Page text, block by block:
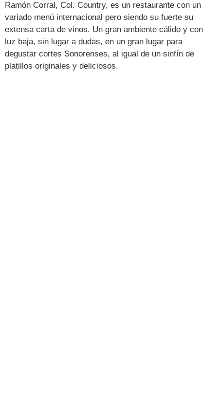
Ramón Corral, Col. Country, es un restaurante con un
variado menú internacional pero siendo su fuerte su
extensa carta de vinos. Un gran ambiente cálido y con
luz baja, sin lugar a dudas, en un gran lugar para
degustar cortes Sonorenses, al igual de un sinfín de
platillos originales y deliciosos.